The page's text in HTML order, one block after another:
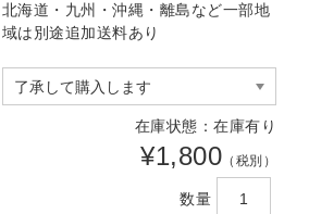
北海道・九州・沖縄・離島など一部地
域は別途追加送料あり
在庫状態：在庫有り
¥1,800 （税別）
数量